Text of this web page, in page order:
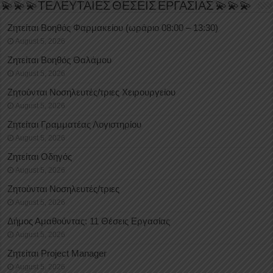
💫💫💫ΤΕΛΕΥΤΑΙΕΣ ΘΕΣΕΙΣ ΕΡΓΑΣΙΑΣ 💫💫💫
Ζητείται Βοηθός Φαρμακείου (ωράριο 08:00 – 13:30)
August 5, 2026
Ζητείται Βοηθός Θαλάμου
August 5, 2026
Ζητούνται Νοσηλευτές/τριες Χειρουργείου
August 5, 2026
Ζητείται Γραμματέας Λογιστηρίου
August 5, 2026
Ζητείται Οδηγός
August 5, 2026
Ζητούνται Νοσηλευτές/τριες
August 5, 2026
Δήμος Αμαθούντας: 11 Θέσεις Εργασίας
August 5, 2026
Ζητείται Project Manager
August 5, 2026